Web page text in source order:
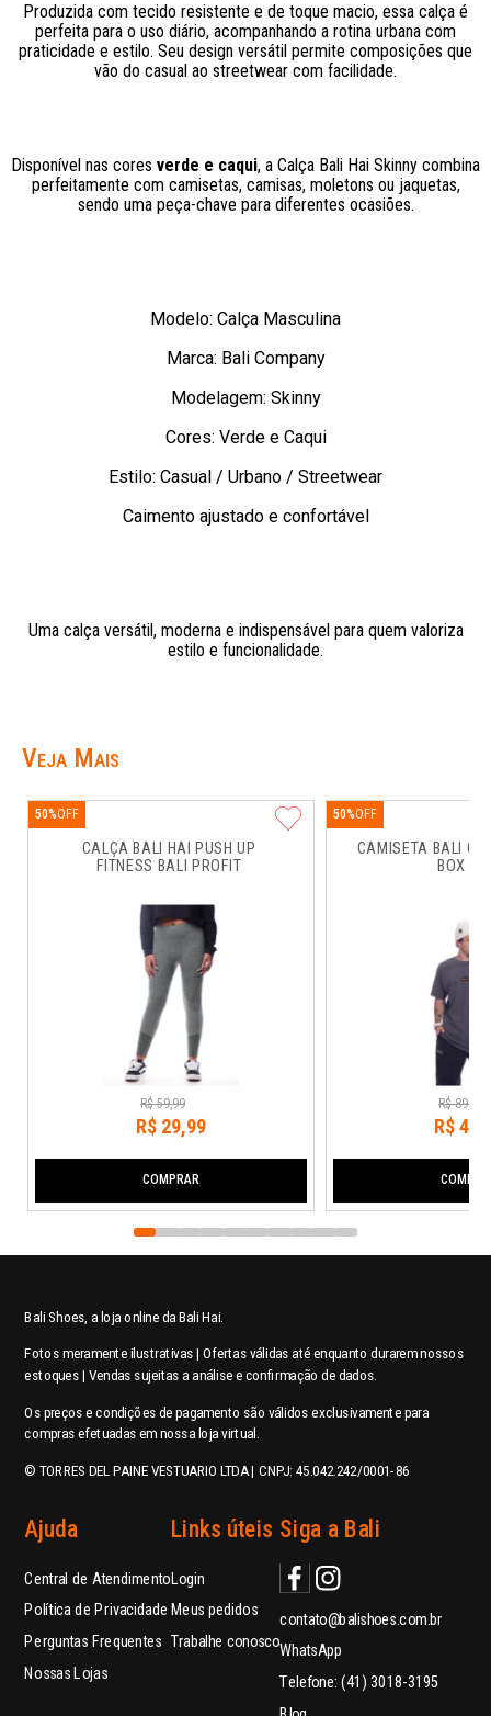
Produzida com tecido resistente e de toque macio, essa calça é
perfeita para o uso diário, acompanhando a rotina urbana com
praticidade e estilo. Seu design versátil permite composições que
vão do casual ao streetwear com facilidade.
Disponível nas cores verde e caqui, a Calça Bali Hai Skinny combina
perfeitamente com camisetas, camisas, moletons ou jaquetas,
sendo uma peça-chave para diferentes ocasiões.
Modelo: Calça Masculina
Marca: Bali Company
Modelagem: Skinny
Cores: Verde e Caqui
Estilo: Casual / Urbano / Streetwear
Caimento ajustado e confortável
Uma calça versátil, moderna e indispensável para quem valoriza
estilo e funcionalidade.
Veja Mais
CALÇA BALI HAI PUSH UP
FITNESS BALI PROFIT
50%
R$ 59,99
R$ 29,99
COMPRAR
CAMISETA BALI
BOX
50%
R$ 89,
R$44
Bali Shoes, a loja online da Bali Hai.
Fotos meramente ilustrativas | Ofertas válidas até enquanto durarem nossos
estoques | Vendas sujeitas a análise e confirmação de dados.
Os preços e condições de pagamento são válidos exclusivamente para
compras efetuadas em nossa loja virtual.
© TORRES DEL PAINE VESTUARIO LTDA | CNPJ: 45.042.242/0001-86
Ajuda
Central de Atendimento
Política de Privacidade
Perguntas Frequentes
Nossas Lojas
Links úteis
Login
Meus pedidos
Trabalhe conosco
Siga a Bali
contato@balishoes.com.br
WhatsApp
Telefone: (41) 3018-3195